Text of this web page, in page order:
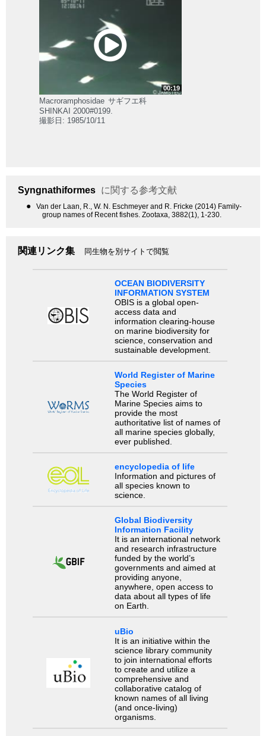
00:19
Macroramphosidae サギフエ科
SHINKAI 2000#0199.
撮影日: 1985/10/11
Syngnathiformes に関する参考文献
●
Van der Laan, R., W. N. Eschmeyer and R. Fricke (2014) Family-
group names of Recent fishes. Zootaxa, 3882(1), 1-230.
関連リンク集 同生物を別サイトで閲覧
OCEAN BIODIVERSITY
INFORMATION SYSTEM
OBIS is a global open-
access data and
information clearing-house
on marine biodiversity for
science, conservation and
sustainable development.
World Register of Marine
Species
The World Register of
Marine Species aims to
provide the most
authoritative list of names of
all marine species globally,
ever published.
encyclopedia of life
Information and pictures of
all species known to
science.
Global Biodiversity
Information Facility
It is an international network
and research infrastructure
funded by the world’s
governments and aimed at
providing anyone,
anywhere, open access to
data about all types of life
on Earth.
uBio
It is an initiative within the
science library community
to join international efforts
to create and utilize a
comprehensive and
collaborative catalog of
known names of all living
(and once-living)
organisms.